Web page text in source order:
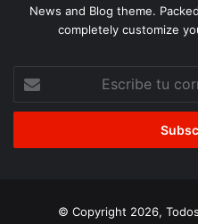
News and Blog theme.
completely customize
correo
© Copyright 2026,